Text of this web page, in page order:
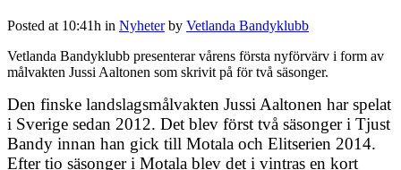
Posted at 10:41h in Nyheter by Vetlanda Bandyklubb
Vetlanda Bandyklubb presenterar vårens första nyförvärv i form av
målvakten Jussi Aaltonen som skrivit på för två säsonger.
Den finske landslagsmålvakten Jussi Aaltonen har spelat
i Sverige sedan 2012. Det blev först två säsonger i Tjust
Bandy innan han gick till Motala och Elitserien 2014.
Efter tio säsonger i Motala blev det i vintras en kort